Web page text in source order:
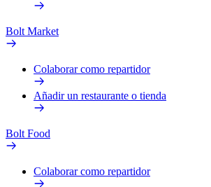
Bolt Market
Colaborar como repartidor
Añadir un restaurante o tienda
Bolt Food
Colaborar como repartidor